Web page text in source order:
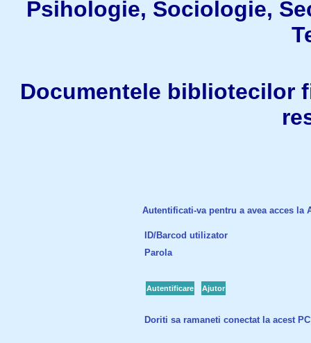
Psihologie, Sociologie,
Documentele bibliotecilor
Autentificati-va pentru a avea acces
ID/Barcod utilizator
Parola
Autentificare Ajutor
Doriti sa ramaneti conectat la acest